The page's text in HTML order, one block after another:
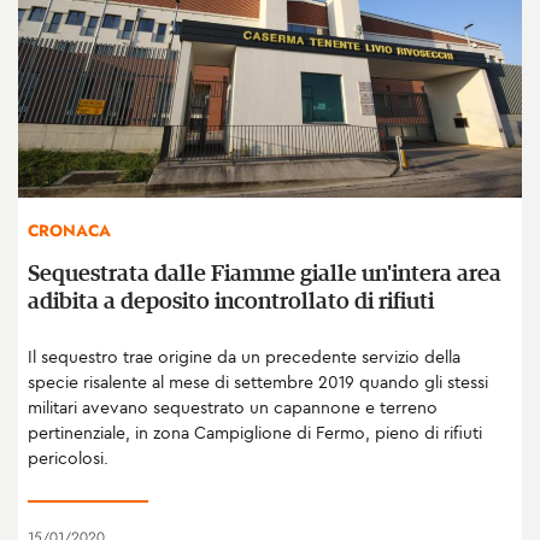
CRONACA
Sequestrata dalle Fiamme gialle un'intera area
adibita a deposito incontrollato di rifiuti
Il sequestro trae origine da un precedente servizio della
specie risalente al mese di settembre 2019 quando gli stessi
militari avevano sequestrato un capannone e terreno
pertinenziale, in zona Campiglione di Fermo, pieno di rifiuti
pericolosi.